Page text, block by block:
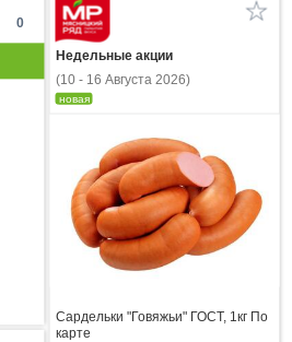
0
Недельные акции
(10 - 16 Августа 2026)
новая
Сардельки "Говяжьи" ГОСТ, 1кг По
карте